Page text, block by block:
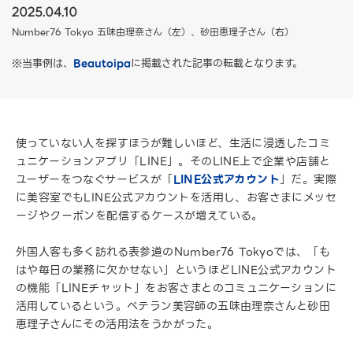
2025.04.10
Number76 Tokyo 五味由理奈さん（左）、砂田恵理子さん（右）
※当事例は、 Beautoipaに掲載された記事の転載となります。
使っていない人を探すほうが難しいほど、生活に浸透したコミ
ュニケーションアプリ「LINE」。そのLINE上で企業や店舗と
ユーザーをつなぐサービスが「LINE公式アカウント」だ。実際
に美容室でもLINE公式アカウントを活用し、お客さまにメッセ
ージやクーポンを配信するケースが増えている。
外国人客も多く訪れる表参道のNumber76 Tokyoでは、「も
はや毎日の業務に欠かせない」というほどLINE公式アカウント
の機能「LINEチャット」をお客さまとのコミュニケーションに
活用しているという。ベテラン美容師の五味由理奈さんと砂田
恵理子さんにその活用法をうかがった。